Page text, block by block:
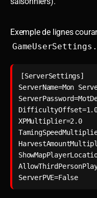
Exemple de lignes
[ServerSettings]
ServerName=Mon
XPMultiplier=2.0